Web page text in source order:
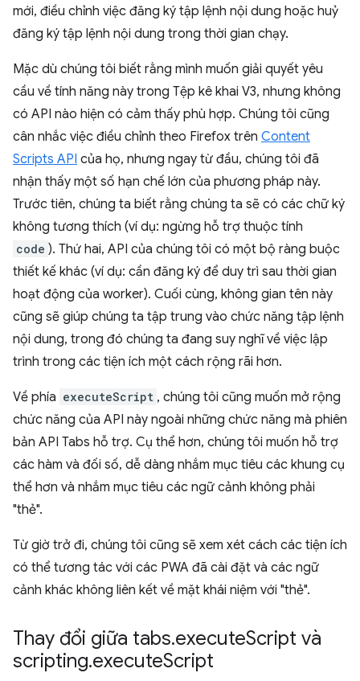
mới, điều chỉnh việc đăng ký tập lệnh nội dung hoặc huỷ
đăng ký tập lệnh nội dung trong thời gian chạy.
Mặc dù chúng tôi biết rằng mình muốn giải quyết yêu
cầu về tính năng này trong Tệp kê khai V3, nhưng không
có API nào hiện có cảm thấy phù hợp. Chúng tôi cũng
cân nhắc việc điều chỉnh theo Firefox trên Content
Scripts API của họ, nhưng ngay từ đầu, chúng tôi đã
nhận thấy một số hạn chế lớn của phương pháp này.
Trước tiên, chúng ta biết rằng chúng ta sẽ có các chữ ký
không tương thích (ví dụ: ngừng hỗ trợ thuộc tính
code ). Thứ hai, API của chúng tôi có một bộ ràng buộc
thiết kế khác (ví dụ: cần đăng ký để duy trì sau thời gian
hoạt động của worker). Cuối cùng, không gian tên này
cũng sẽ giúp chúng ta tập trung vào chức năng tập lệnh
nội dung, trong đó chúng ta đang suy nghĩ về việc lập
trình trong các tiện ích một cách rộng rãi hơn.
Về phía executeScript , chúng tôi cũng muốn mở rộng
chức năng của API này ngoài những chức năng mà phiên
bản API Tabs hỗ trợ. Cụ thể hơn, chúng tôi muốn hỗ trợ
các hàm và đối số, dễ dàng nhắm mục tiêu các khung cụ
thể hơn và nhắm mục tiêu các ngữ cảnh không phải
"thẻ".
Từ giờ trở đi, chúng tôi cũng sẽ xem xét cách các tiện ích
có thể tương tác với các PWA đã cài đặt và các ngữ
cảnh khác không liên kết về mặt khái niệm với "thẻ".
Thay đổi giữa tabs.executeScript và
scripting.executeScript